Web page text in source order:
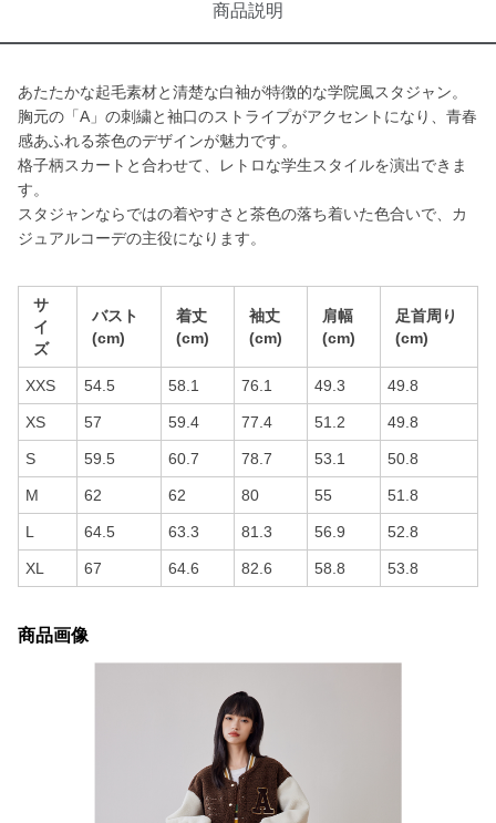
商品説明
あたたかな起毛素材と清楚な白袖が特徴的な学院風スタジャン。
胸元の「A」の刺繍と袖口のストライプがアクセントになり、青春
感あふれる茶色のデザインが魅力です。
格子柄スカートと合わせて、レトロな学生スタイルを演出できま
す。
スタジャンならではの着やすさと茶色の落ち着いた色合いで、カ
ジュアルコーデの主役になります。
サ
イ
ズ
バスト
(cm)
着丈
(cm)
袖丈
(cm)
肩幅
(cm)
足首周り
(cm)
XXS 54.5 58.1 76.1 49.3 49.8
XS 57 59.4 77.4 51.2 49.8
S 59.5 60.7 78.7 53.1 50.8
M 62 62 80 55 51.8
L 64.5 63.3 81.3 56.9 52.8
XL 67 64.6 82.6 58.8 53.8
商品画像